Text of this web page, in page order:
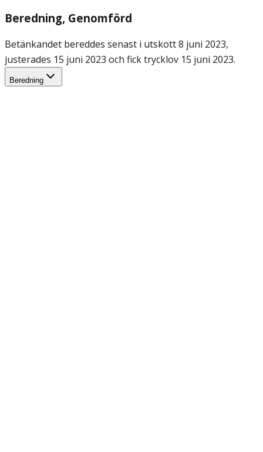
Beredning, Genomförd
Betänkandet bereddes senast i utskott 8 juni 2023,
justerades 15 juni 2023 och fick trycklov 15 juni 2023.
Beredning